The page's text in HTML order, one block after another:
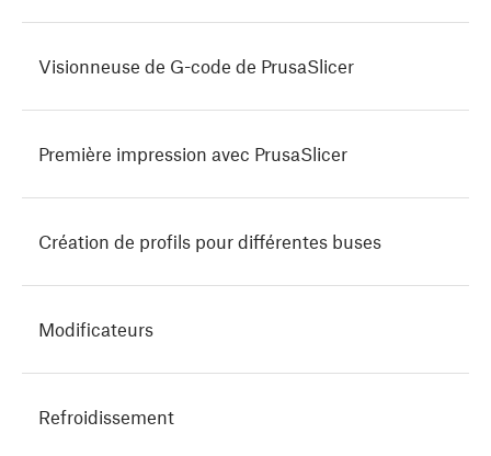
Visionneuse de G-code de PrusaSlicer
Première impression avec PrusaSlicer
Création de profils pour différentes buses
Modificateurs
Refroidissement